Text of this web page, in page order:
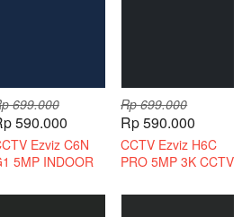
699.000
590.000
Ezviz C6N
5MP INDOOR
Rp 699.000
Rp 590.000
CCTV Ezviz H6C
PRO 5MP 3K CCTV
AUDIO